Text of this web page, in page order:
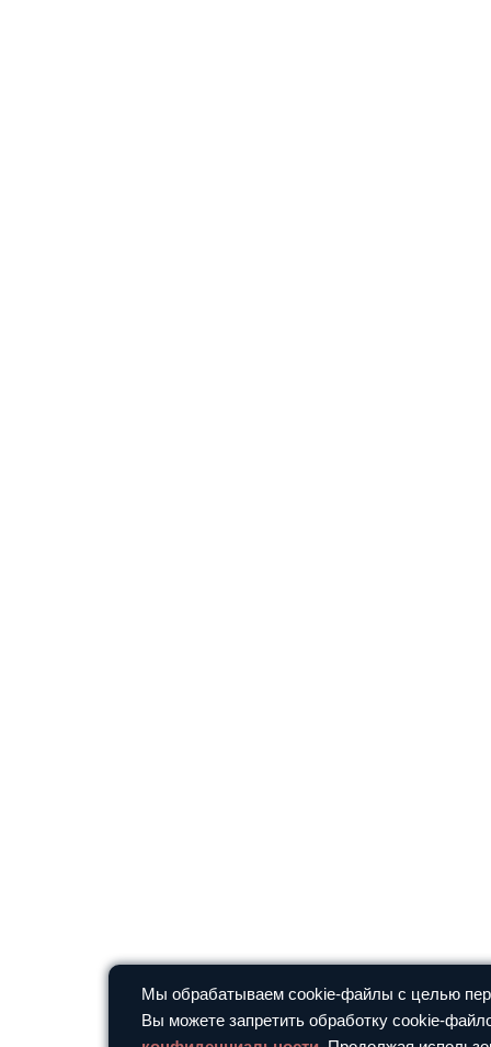
Мы обрабатываем cookie-файлы с целью
Вы можете запретить обработку cookie-